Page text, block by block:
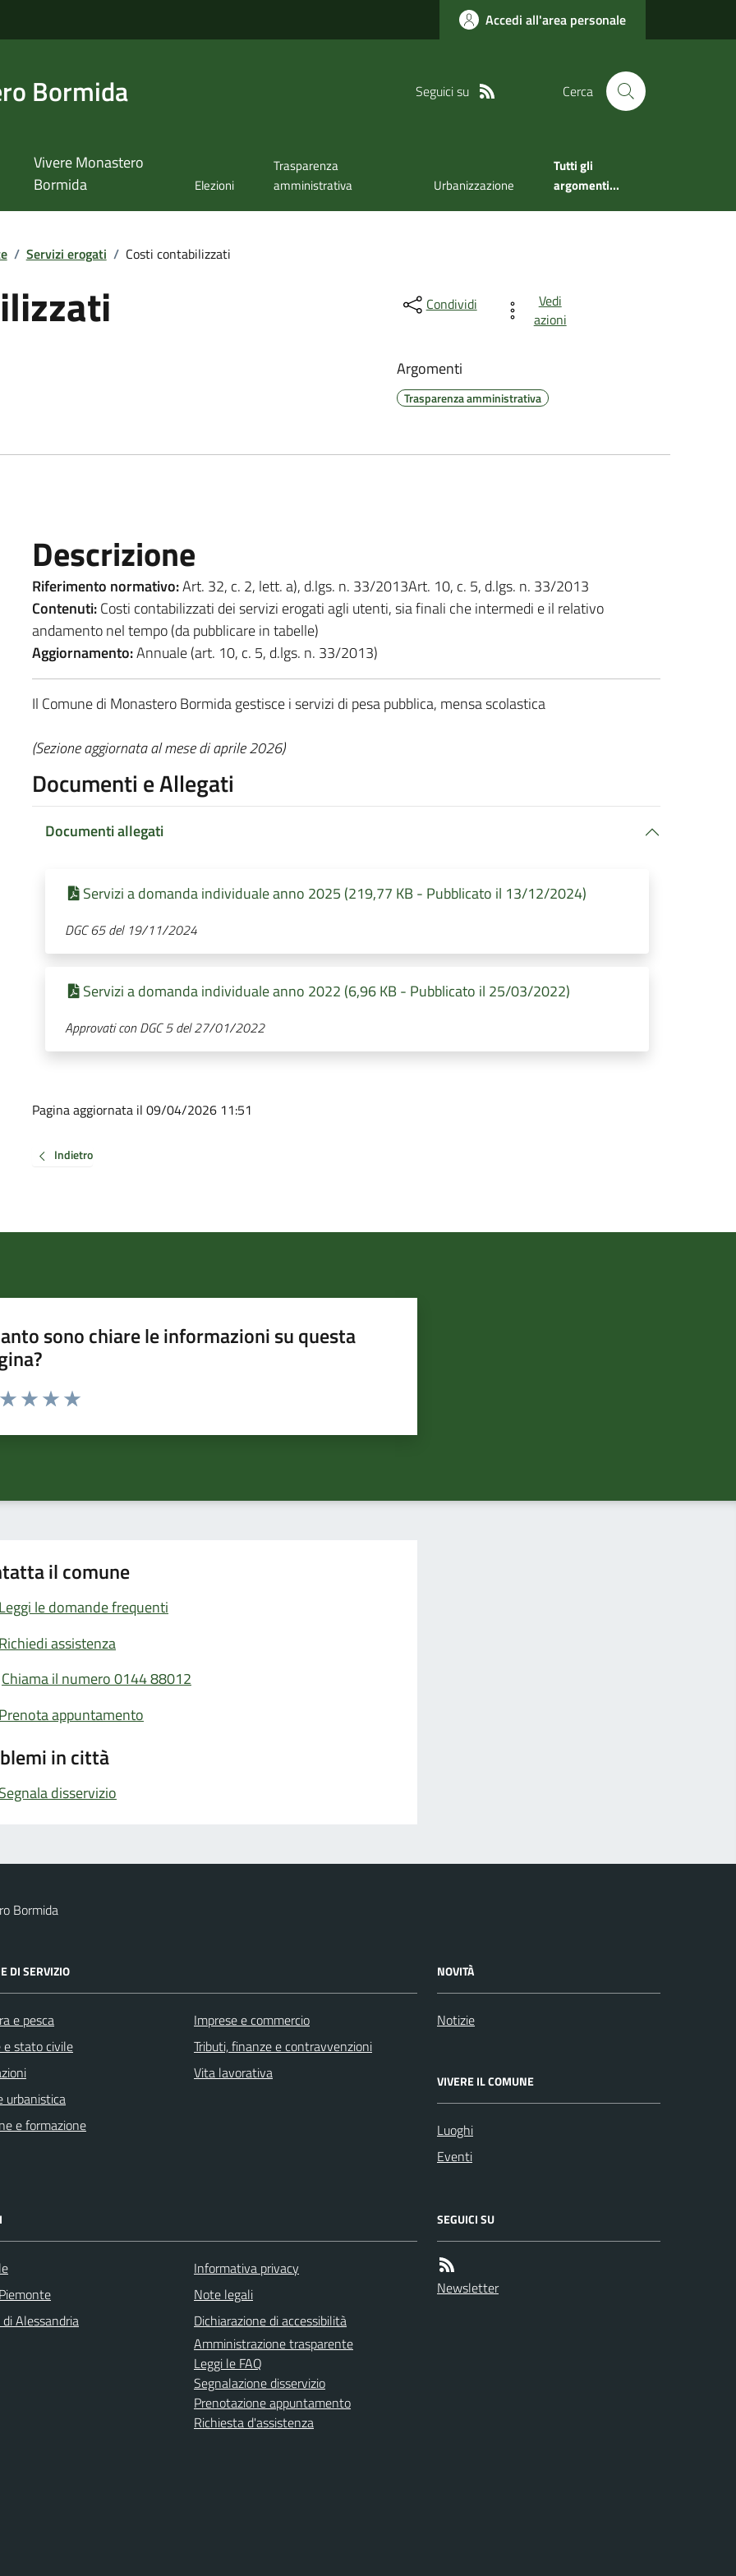
Accedi all'area personale
Bormida Seguici su Cerca
Vivere Monastero
Bormida
Elezioni
Trasparenza
amministrativa
Urbanizzazione
Tutti gli
argomenti...
/ Servizi erogati / Costi contabilizzati
Condividi
Vedi
azioni
Argomenti
Trasparenza amministrativa
Descrizione
Riferimento normativo:Art. 32, c. 2, lett. a), d.lgs. n. 33/2013Art. 10, c. 5, d.lgs. n. 33/2013
Contenuti:Costi contabilizzati dei servizi erogati agli utenti, sia finali che intermedi e il relativo
andamento nel tempo (da pubblicare in tabelle)
Aggiornamento:Annuale (art. 10, c. 5, d.lgs. n. 33/2013)
Il Comune di Monastero Bormida gestisce i servizi di pesa pubblica, mensa scolastica
(Sezione aggiornata al mese di aprile 2026)
Documenti e Allegati
Documenti allegati
Servizi a domanda individuale anno 2025 (219,77 KB - Pubblicato il 13/12/2024)
DGC 65 del 19/11/2024
Servizi a domanda individuale anno 2022 (6,96 KB - Pubblicato il 25/03/2022)
Approvati con DGC 5 del 27/01/2022
Pagina aggiornata il 09/04/2026 11:51
Indietro
sono chiare le informazioni su questa
da 1 a 5 stelle la pagina
il comune
Leggi le domande frequenti
Richiedi assistenza
Chiama il numero 0144 88012
Prenota appuntamento
in città
Segnala disservizio
Bormida
DI SERVIZIO
e pesca
e stato civile
urbanistica
e formazione
Imprese e commercio
Tributi, finanze e contravvenzioni
Vita lavorativa
NOVITÀ
Notizie
VIVERE IL COMUNE
Luoghi
Eventi
Alessandria
Informativa privacy
Note legali
Dichiarazione di accessibilità
Amministrazione trasparente
Leggi le FAQ
Segnalazione disservizio
Prenotazione appuntamento
Richiesta d'assistenza
SEGUICI SU
Newsletter